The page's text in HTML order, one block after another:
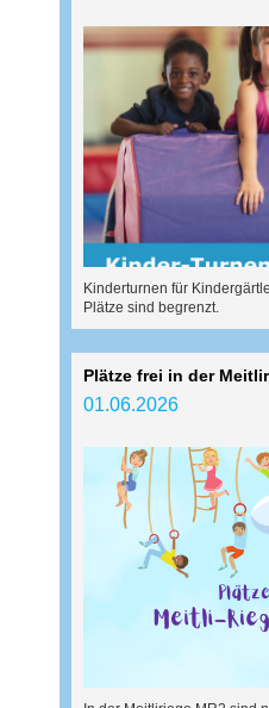
Kinderturnen für
Plätze sind begrenzt.
Plätze frei in der
01.06.2026